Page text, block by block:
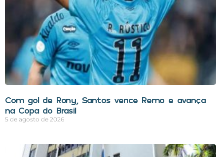
Com gol de Rony, Santos vence Remo e avança
na Copa do Brasil
5 de agosto de 2026